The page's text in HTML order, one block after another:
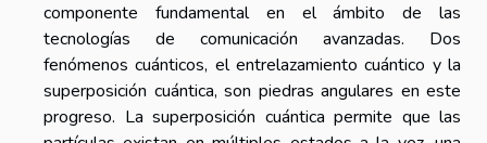
componente fundamental en el ámbito de las
tecnologías de comunicación avanzadas. Dos
fenómenos cuánticos, el entrelazamiento cuántico y la
superposición cuántica, son piedras angulares en este
progreso. La superposición cuántica permite que las